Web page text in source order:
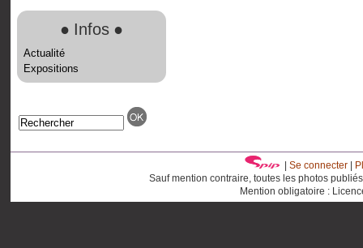
● Infos ●
Actualité
Expositions
Se connecter|
Sauf mention contraire, toutes les photos
Mention obligatoire :